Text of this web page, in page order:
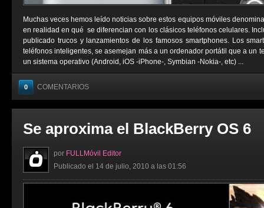
Muchas veces hemos leído noticias sobre estos equipos móviles
en realidad en qué se diferencian con los clásicos teléfonos celulares.
publicado trucos y lanzamientos de los famosos smartphones. Los
teléfonos inteligentes, se asemejan más a un ordenador portátil que a un
un sistema operativo (Android, iOS -iPhone-, Symbian -Nokia-, etc) ...
0 COMENTARIOS
Se aproxima el BlackBerry OS 6
por FULLMóvil Editor
Publicado el 14 de julio, 2010 a las 01:56